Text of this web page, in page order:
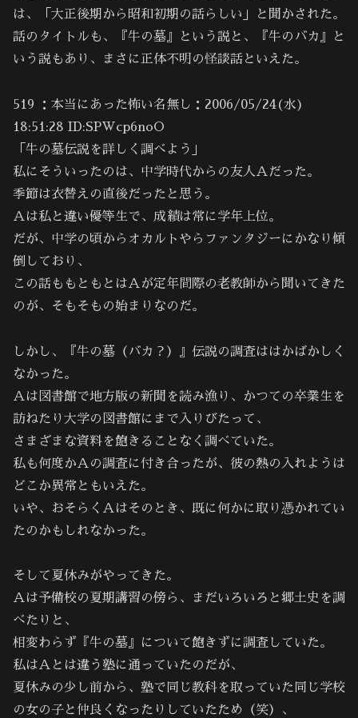
は、「大正後期から昭和初期の話らしい」と聞かされた。
話のタイトルも、『牛の墓』という説と、『牛のバカ』と
いう説もあり、まさに正体不明の怪談話といえた。
519 ：本当にあった怖い名無し：2006/05/24(水)
18:51:28 ID:SPWcp6noO
「牛の墓伝説を詳しく調べよう」
私にそういったのは、中学時代からの友人Ａだった。
季節は衣替えの直後だったと思う。
Ａは私と違い優等生で、成績は常に学年上位。
だが、中学の頃からオカルトやらファンタジーにかなり傾
倒しており、
この話ももともとはＡが定年間際の老教師から聞いてきた
のが、そもそもの始まりなのだ。
しかし、『牛の墓（バカ？）』伝説の調査ははかばかしく
なかった。
Ａは図書館で地方版の新聞を読み漁り、かつての卒業生を
訪ねたり大学の図書館にまで入りびたって、
さまざまな資料を飽きることなく調べていた。
私も何度かＡの調査に付き合ったが、彼の熱の入れようは
どこか異常ともいえた。
いや、おそらくＡはそのとき、既に何かに取り憑かれてい
たのかもしれなかった。
そして夏休みがやってきた。
Ａは予備校の夏期講習の傍ら、まだいろいろと郷土史を調
べたりと、
相変わらず『牛の墓』について飽きずに調査していた。
私はＡとは違う塾に通っていたのだが、
夏休みの少し前から、塾で同じ教科を取っていた同じ学校
の女の子と仲良くなったりしていたため（笑）、